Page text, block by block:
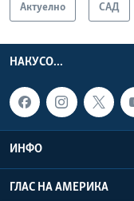
Актуелно САД
НАКУСО...
ИНФО
ГЛАС НА АМЕРИКА